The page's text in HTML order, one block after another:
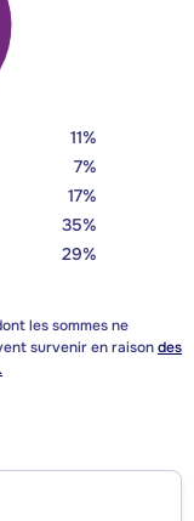
11%
7%
17%
35%
29%
les sommes ne
survenir en raisondes